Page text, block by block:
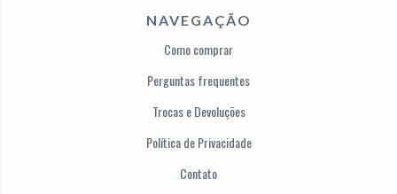
NAVEGAÇÃO
Como comprar
Perguntas frequentes
Trocas e Devoluções
Política de Privacidade
Contato